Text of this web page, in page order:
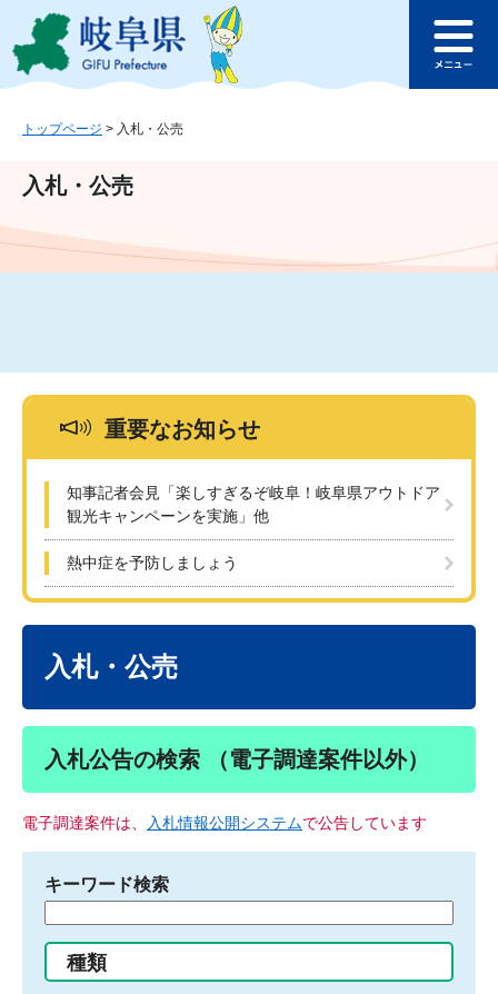
ジ
ュ
文
このページの本文へ
ュ
トップページ > 入札・公売
入札・公売
重要なお知らせ
知事記者会見「楽しすぎるぞ岐阜！岐阜県アウトドア
観光キャンペーンを実施」他
熱中症を予防しましょう
入札・公売
入札公告の検索 （電子調達案件以外）
電子調達案件は、 入札情報公開システムで公告しています
キーワード検索
る
種類